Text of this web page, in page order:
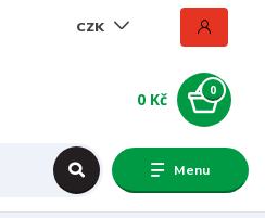
Menu
CZK
0
0 Kč